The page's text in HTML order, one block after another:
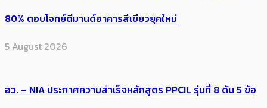
80% ตอบโจทย์ดีมานด์อาคารสีเขียวยุคใหม่
5 August 2026
อว. – NIA ประกาศความสำเร็จหลักสูตร PPCIL รุ่นที่ 8 ดัน 5 ข้อ